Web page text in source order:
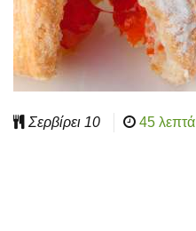
Σερβίρει 10 45 λεπτά